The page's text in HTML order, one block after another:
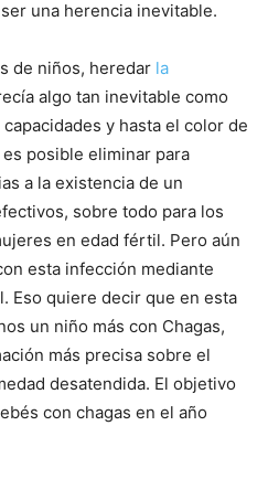
una herencia inevitable.
de niños, heredar la
algo tan inevitable como
y hasta el color de
posible eliminar para
a la existencia de un
sobre todo para los
en edad fértil. Pero aún
esta infección mediante
Eso quiere decir que en esta
un niño más con Chagas,
más precisa sobre el
desatendida. El objetivo
con chagas en el año